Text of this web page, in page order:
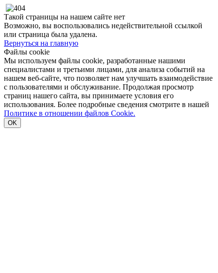
Такой страницы на нашем сайте нет
Возможно, вы воспользовались недействительной ссылкой
или страница была удалена.
Вернуться на главную
Файлы cookie
Мы используем файлы cookie, разработанные нашими
специалистами и третьими лицами, для анализа событий на
нашем веб-сайте, что позволяет нам улучшать взаимодействие
с пользователями и обслуживание. Продолжая просмотр
страниц нашего сайта, вы принимаете условия его
использования. Более подробные сведения смотрите в нашей
Политике в отношении файлов Cookie.
OK